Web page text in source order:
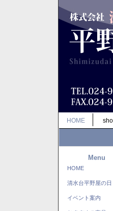
HOME
Menu
HOME
清水台平野屋の日
イベント案内